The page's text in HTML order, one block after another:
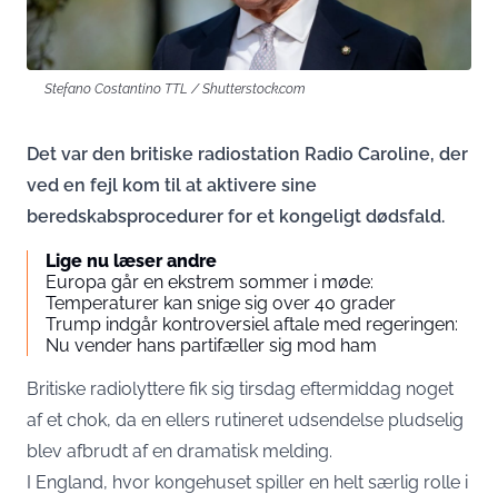
Stefano Costantino TTL / Shutterstock.com
Det var den britiske radiostation Radio Caroline, der
ved en fejl kom til at aktivere sine
beredskabsprocedurer for et kongeligt dødsfald.
Lige nu læser andre
Europa går en ekstrem sommer i møde:
Temperaturer kan snige sig over 40 grader
Trump indgår kontroversiel aftale med regeringen:
Nu vender hans partifæller sig mod ham
Britiske radiolyttere fik sig tirsdag eftermiddag noget
af et chok, da en ellers rutineret udsendelse pludselig
blev afbrudt af en dramatisk melding.
I England, hvor kongehuset spiller en helt særlig rolle i